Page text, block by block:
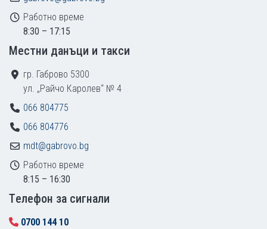
Работно време
8:30 – 17:15
Местни данъци и такси
гр. Габрово 5300
ул. „Райчо Каролев“ № 4
066 804775
066 804776
mdt@gabrovo.bg
Работно време
8:15 – 16:30
Tелефон за сигнали
0700 144 10